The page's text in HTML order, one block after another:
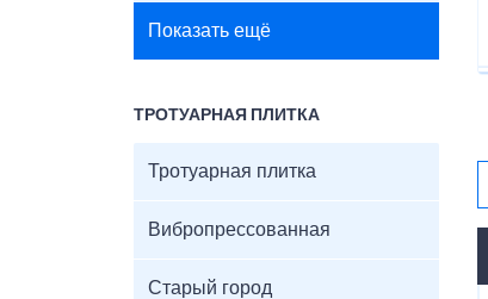
Показать ещё
ТРОТУАРНАЯ ПЛИТКА
Тротуарная плитка
Вибропрессованная
Старый город